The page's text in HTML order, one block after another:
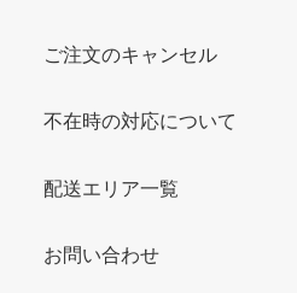
ご注文のキャンセル
不在時の対応について
配送エリア一覧
お問い合わせ